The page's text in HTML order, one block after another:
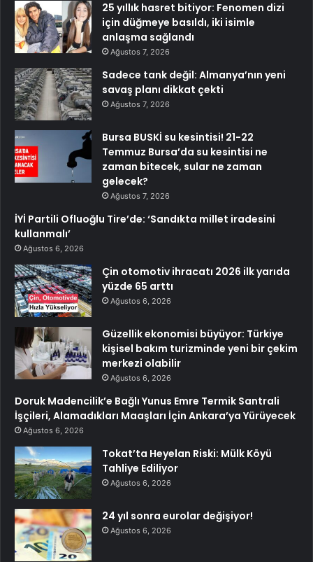
25 yıllık hasret bitiyor: Fenomen dizi
için düğmeye basıldı, iki isimle
anlaşma sağlandı
Ağustos 7, 2026
Sadece tank değil: Almanya’nın yeni
savaş planı dikkat çekti
Ağustos 7, 2026
Bursa BUSKİ su kesintisi! 21-22
Temmuz Bursa’da su kesintisi ne
zaman bitecek, sular ne zaman
gelecek?
Ağustos 7, 2026
İYİ Partili Ofluoğlu Tire’de: ‘Sandıkta millet iradesini
kullanmalı’
Ağustos 6, 2026
Çin otomotiv ihracatı 2026 ilk yarıda
yüzde 65 arttı
Ağustos 6, 2026
Güzellik ekonomisi büyüyor: Türkiye
kişisel bakım turizminde yeni bir çekim
merkezi olabilir
Ağustos 6, 2026
Doruk Madencilik’e Bağlı Yunus Emre Termik Santrali
İşçileri, Alamadıkları Maaşları İçin Ankara’ya Yürüyecek
Ağustos 6, 2026
Tokat’ta Heyelan Riski: Mülk Köyü
Tahliye Ediliyor
Ağustos 6, 2026
24 yıl sonra eurolar değişiyor!
Ağustos 6, 2026